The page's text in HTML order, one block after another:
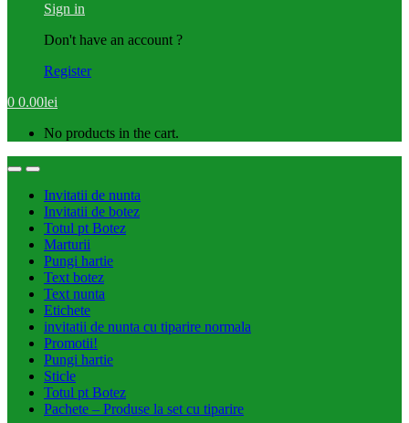
Sign in
Don't have an account ?
Register
0 0.00lei
No products in the cart.
Invitatii de nunta
Invitatii de botez
Totul pt Botez
Marturii
Pungi hartie
Text botez
Text nunta
Etichete
invitatii de nunta cu tiparire normala
Promotii!
Pungi hartie
Sticle
Totul pt Botez
Pachete – Produse la set cu tiparire